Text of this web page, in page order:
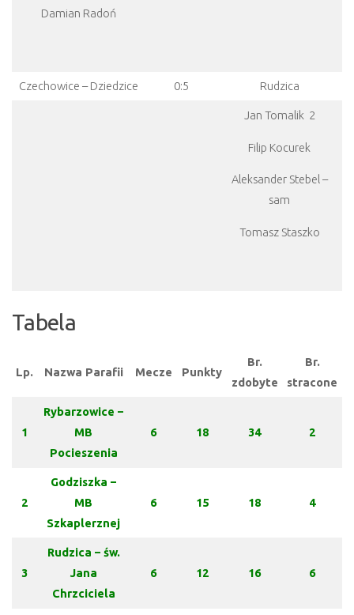
Damian Radoń
Czechowice – Dziedzice 0:5 Rudzica
Jan Tomalik 2
Filip Kocurek
Aleksander Stebel –
sam
Tomasz Staszko
Tabela
Lp. Nazwa Parafii Mecze Punkty
Br.
zdobyte
Br.
stracone
1
Rybarzowice –
MB
Pocieszenia
6 18 34 2
2
Godziszka –
MB
Szkaplerznej
6 15 18 4
3
Rudzica – św.
Jana
Chrzciciela
6 12 16 6